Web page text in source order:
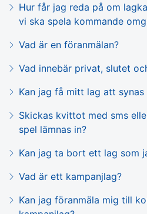
Hur får jag reda på om
vi ska spela kommande
Vad är en föranmälan?
Vad innebär privat, slutet
Kan jag få mitt lag att
Skickas kvittot med sms
spel lämnas in?
Kan jag ta bort ett lag som
Vad är ett kampanjlag?
Kan jag föranmäla mig till